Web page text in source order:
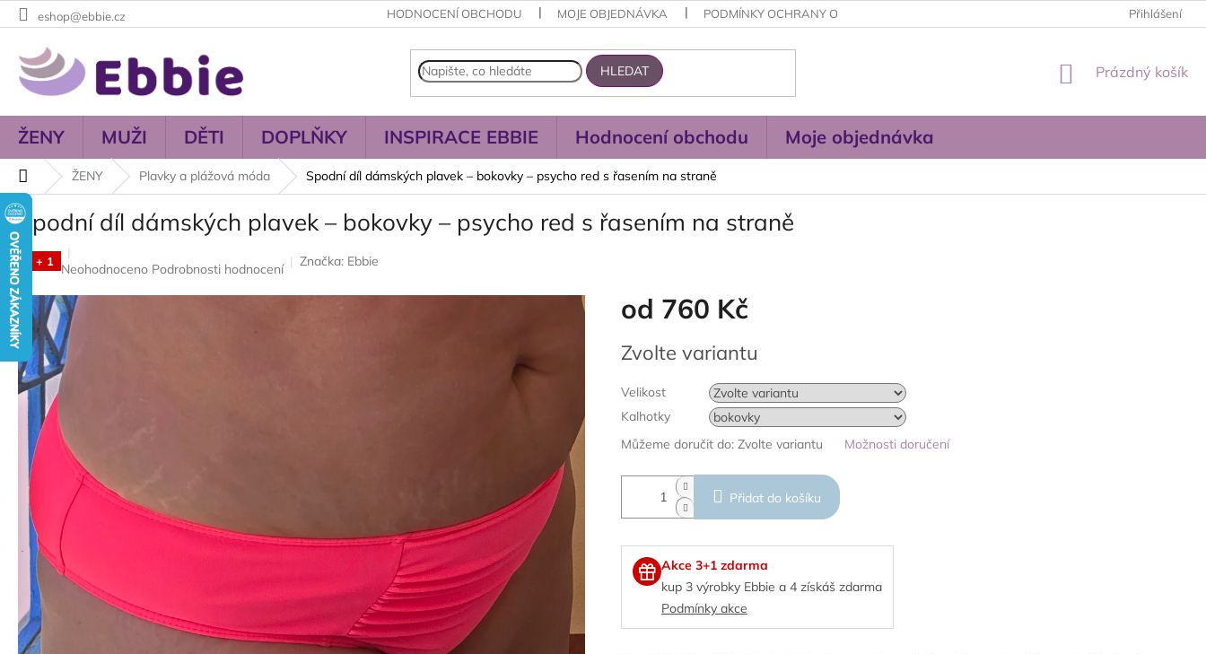
Přejít
na
eshop@ebbie.cz HODNOCENÍ OBCHODU MOJE OBJEDNÁVKA PODMÍNKY OCHRANY OSOBNÍCH ÚDAJŮ Přihlášení
HLEDAT
NÁKUPNÍ
Prázdný košík
ŽENY MUŽI DĚTI DOPLŇKY INSPIRACE EBBIE Hodnocení obchodu Moje objednávka
Domů ŽENY Plavky a plážová móda Spodní díl dámských plavek – bokovky – psycho red s řasením na straně
Spodní díl dámských plavek – bokovky – psycho red s řasením na straně
3 + 1 Průměrné
produktu
je
0,0
z
5
Neohodnoceno Podrobnosti hodnocení
Značka: Ebbie
od 760 Kč
cena:
Zvolte variantu
Velikost
Kalhotky
Můžeme doručit do: Zvolte variantu Možnosti doručení
Přidat do košíku
Akce 3+1 zdarma
kup 3 výrobky Ebbie a 4 získáš zdarma
Podmínky akce